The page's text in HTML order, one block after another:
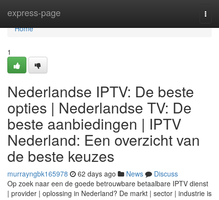
express-page
Home
Home
1
Nederlandse IPTV: De beste
opties | Nederlandse TV: De
beste aanbiedingen | IPTV
Nederland: Een overzicht van
de beste keuzes
murrayngbk165978 62 days ago News
Discuss
Op zoek naar een de goede betrouwbare betaalbare IPTV dienst
| provider | oplossing in Nederland? De markt | sector | industrie is